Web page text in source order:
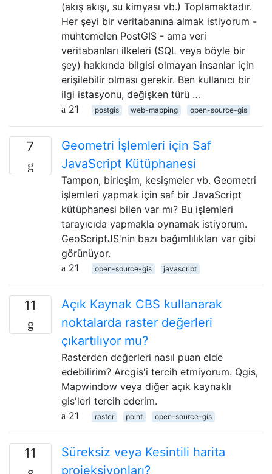
(akış akışı, su kimyası vb.) Toplamaktadır.
Her şeyi bir veritabanına almak istiyorum -
muhtemelen PostGIS - ama veri
veritabanları ilkeleri (SQL veya böyle bir
şey) hakkında bilgisi olmayan insanlar için
erişilebilir olması gerekir. Ben kullanıcı bir
ilgi istasyonu, değişken türü …
21
postgis web-mapping open-source-gis
7
Geometri İşlemleri için Saf
JavaScript Kütüphanesi
Tampon, birleşim, kesişmeler vb. Geometri
işlemleri yapmak için saf bir JavaScript
kütüphanesi bilen var mı? Bu işlemleri
tarayıcıda yapmakla oynamak istiyorum.
GeoScriptJS'nin bazı bağımlılıkları var gibi
görünüyor.
21
open-source-gis javascript
11
Açık Kaynak CBS kullanarak
noktalarda raster değerleri
çıkartılıyor mu?
Rasterden değerleri nasıl puan elde
edebilirim? Arcgis'i tercih etmiyorum. Qgis,
Mapwindow veya diğer açık kaynaklı
gis'leri tercih ederim.
21
raster point open-source-gis
11
Süreksiz veya Kesintili harita
projeksiyonları?